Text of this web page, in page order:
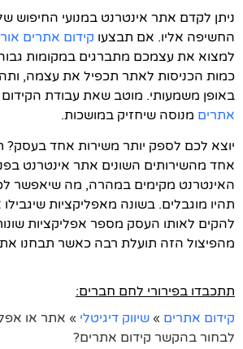
ניתן לקדם אתר אינטרנט במנועי החיפוש
החשיפה אליו. אם תבצעו קידום אתרים
למצוא את עצמכם מתברגים במקומות
כמות הכניסות לאתר תכפיל את עצמה,
באופן משמעותי. מוטב שאת עבודת
אתרים מנוסה שיחזיק במושכות.
יוצא לכם לספק יותר משירות אחד בעסק?
אחד מהשירותים השונים אתר אינטרנט
האינטרנט מקימים במהרה, מה שיאפשר
תהיו מוגבלים. בשונה מאפליקציות שיגבילו
להקים לאותו העסק מספר אפליקציות
מהפיצול הזה תועלת רבה כאשר תבחנו
תתכבדו בפירורי לחם חברים:
קידום אתרים » שיווק דיגיטלי » אתר או
לבחור בהקשר קידום אתרים?